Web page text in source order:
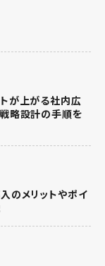
が上がる社内広
略設計の手順を
のメリットやポイ